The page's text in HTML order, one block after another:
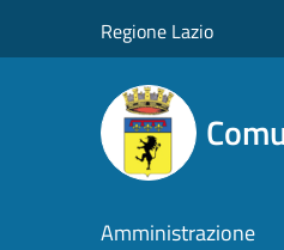
Regione Lazio
Amministrazione